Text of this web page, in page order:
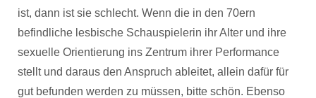
ist, dann ist sie schlecht. Wenn die in den 70ern
befindliche lesbische Schauspielerin ihr Alter und ihre
sexuelle Orientierung ins Zentrum ihrer Performance
stellt und daraus den Anspruch ableitet, allein dafür für
gut befunden werden zu müssen, bitte schön. Ebenso